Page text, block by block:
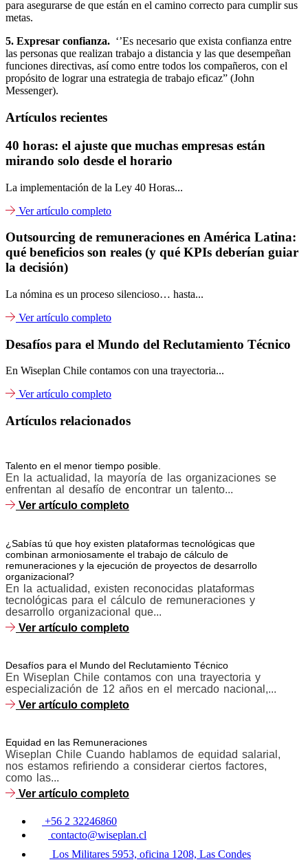
para asegurarse de que están en el camino correcto para cumplir sus
metas.
5. Expresar confianza. ‘’Es necesario que exista confianza entre
las personas que realizan trabajo a distancia y las que desempeñan
funciones directivas, así como entre todos los compañeros, con el
propósito de lograr una estrategia de trabajo eficaz” (John
Messenger).
Artículos recientes
40 horas: el ajuste que muchas empresas están
mirando solo desde el horario
La implementación de la Ley 40 Horas...
Ver artículo completo
Outsourcing de remuneraciones en América Latina:
qué beneficios son reales (y qué KPIs deberían guiar
la decisión)
La nómina es un proceso silencioso… hasta...
Ver artículo completo
Desafíos para el Mundo del Reclutamiento Técnico
En Wiseplan Chile contamos con una trayectoria...
Ver artículo completo
Artículos relacionados
Talento en el menor tiempo posible.
En la actualidad, la mayoría de las organizaciones se
enfrentan al desafío de encontrar un talento...
Ver artículo completo
¿Sabías tú que hoy existen plataformas tecnológicas que
combinan armoniosamente el trabajo de cálculo de
remuneraciones y la ejecución de proyectos de desarrollo
organizacional?
En la actualidad, existen reconocidas plataformas
tecnológicas para el cálculo de remuneraciones y
desarrollo organizacional que...
Ver artículo completo
Desafíos para el Mundo del Reclutamiento Técnico
En Wiseplan Chile contamos con una trayectoria y
especialización de 12 años en el mercado nacional,...
Ver artículo completo
Equidad en las Remuneraciones
Wiseplan Chile Cuando hablamos de equidad salarial,
nos estamos refiriendo a considerar ciertos factores,
como las...
Ver artículo completo
+56 2 32246860
contacto@wiseplan.cl
Los Militares 5953, oficina 1208, Las Condes